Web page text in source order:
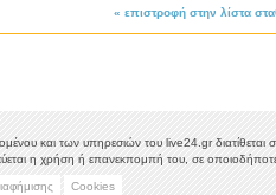
« επιστροφή στην λίστα
και των υπηρεσιών του live24.gr
η χρήση ή επανεκπομπή του, σε
Cookies